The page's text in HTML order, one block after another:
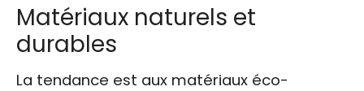
Matériaux naturels et
durables
La tendance est aux matériaux éco-